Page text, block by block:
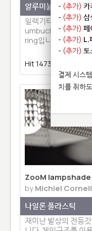
알루미늄
일렉기타
umbucker
ring입니다.
Hit 14734 |
ZooM lampshade
byMichiel
나일론 플라스틱
재미난 발상의 전등
- (추가) 카
- (추가) 삼
- (추가) 페
- (추가) L.
- (추가) 토
결제 시스
치를 취하